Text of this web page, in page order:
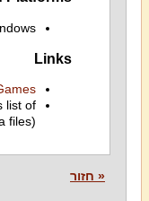
Links
list of
files)
« חזור